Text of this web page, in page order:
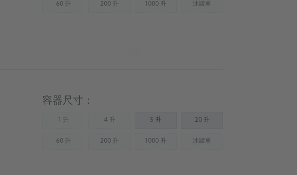
60 升(Not available)200 升(Not available)1000 升(Not available)油罐車(Not available)
容器尺寸：
1 升(Not available) 4 升(Not available) 5 升 20 升
60 升(Not available)200 升(Not available)1000 升(Not available)油罐車(Not available)